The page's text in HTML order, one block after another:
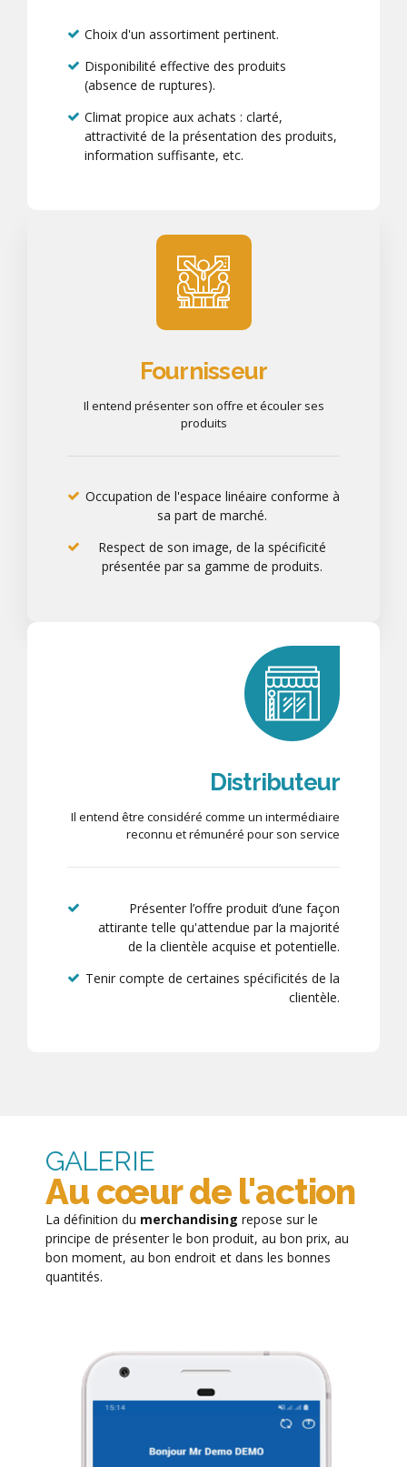
Choix d'un assortiment pertinent.
Disponibilité effective des produits
(absence de ruptures).
Climat propice aux achats : clarté,
attractivité de la présentation des produits,
information suffisante, etc.
Fournisseur
Il entend présenter son offre et écouler ses
produits
Occupation de l'espace linéaire conforme à
sa part de marché.
Respect de son image, de la spécificité
présentée par sa gamme de produits.
Distributeur
Il entend être considéré comme un intermédiaire
reconnu et rémunéré pour son service
Présenter l’offre produit d’une façon
attirante telle qu'attendue par la majorité
de la clientèle acquise et potentielle.
Tenir compte de certaines spécificités de la
clientèle.
GALERIE
Au cœur de l'action
La définition du merchandising repose sur le
principe de présenter le bon produit, au bon prix, au
bon moment, au bon endroit et dans les bonnes
quantités.